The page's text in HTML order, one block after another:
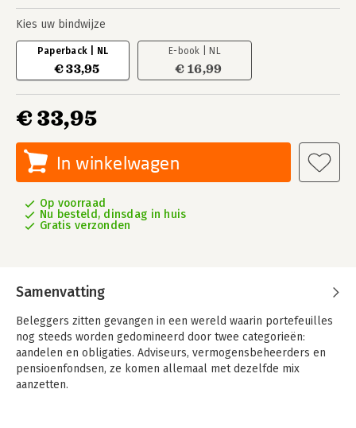
Kies uw bindwijze
Paperback | NL
€ 33,95
E-book | NL
€ 16,99
€ 33,95
In winkelwagen
Op voorraad
Nu besteld, dinsdag in huis
Gratis verzonden
Samenvatting
Beleggers zitten gevangen in een wereld waarin portefeuilles
nog steeds worden gedomineerd door twee categorieën:
aandelen en obligaties. Adviseurs, vermogensbeheerders en
pensioenfondsen, ze komen allemaal met dezelfde mix
aanzetten.